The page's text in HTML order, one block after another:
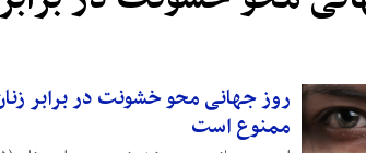
روز جهانی محو خشونت در برابر
ممنوع است